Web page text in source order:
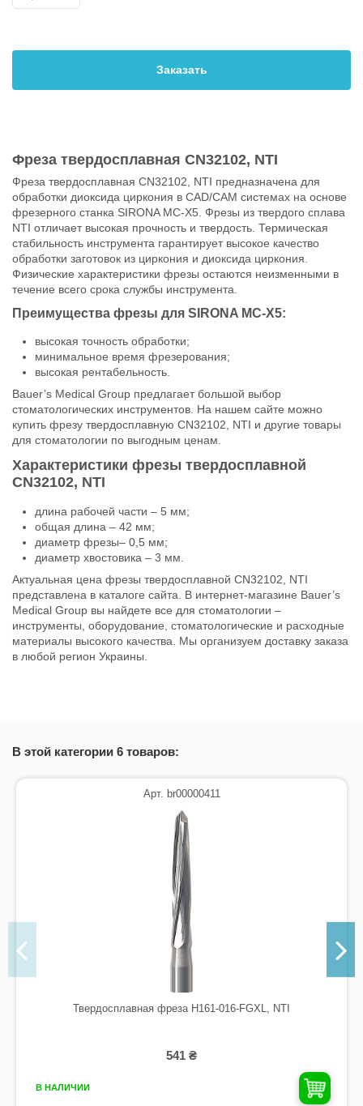
Заказать
Фреза твердосплавная CN32102, NTI
Фреза твердосплавная CN32102, NTI предназначена для
обработки диоксида циркония в CAD/CAM системах на основе
фрезерного станка SIRONA MC-X5. Фрезы из твердого сплава
NTI отличает высокая прочность и твердость. Термическая
стабильность инструмента гарантирует высокое качество
обработки заготовок из циркония и диоксида циркония.
Физические характеристики фрезы остаются неизменными в
течение всего срока службы инструмента.
Преимущества фрезы для SIRONA MC-X5:
высокая точность обработки;
минимальное время фрезерования;
высокая рентабельность.
Bauer’s Medical Group предлагает большой выбор
стоматологических инструментов. На нашем сайте можно
купить фрезу твердосплавную CN32102, NTI и другие товары
для стоматологии по выгодным ценам.
Характеристики фрезы твердосплавной
CN32102, NTI
длина рабочей части – 5 мм;
общая длина – 42 мм;
диаметр фрезы– 0,5 мм;
диаметр хвостовика – 3 мм.
Актуальная цена фрезы твердосплавной CN32102, NTI
представлена в каталоге сайта. В интернет-магазине Bauer’s
Medical Group вы найдете все для стоматологии –
инструменты, оборудование, стоматологические и расходные
материалы высокого качества. Мы организуем доставку заказа
в любой регион Украины.
В этой категории 6 товаров:
Арт. br00000411
Твердосплавная фреза H161-016-FGXL, NTI
541 ₴
В НАЛИЧИИ